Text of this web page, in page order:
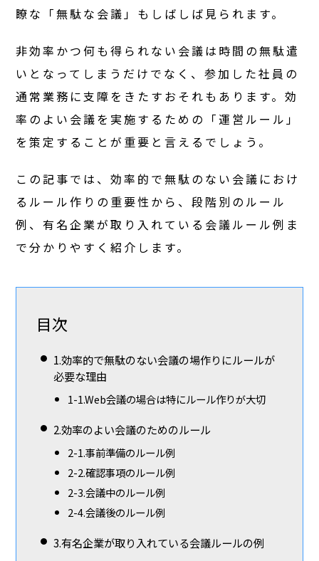
瞭な「無駄な会議」もしばしば見られます。
非効率かつ何も得られない会議は時間の無駄遣
いとなってしまうだけでなく、参加した社員の
通常業務に支障をきたすおそれもあります。効
率のよい会議を実施するための「運営ルール」
を策定することが重要と言えるでしょう。
この記事では、効率的で無駄のない会議におけ
るルール作りの重要性から、段階別のルール
例、有名企業が取り入れている会議ルール例ま
で分かりやすく紹介します。
目次
1.効率的で無駄のない会議の場作りにルールが
必要な理由
1-1.Web会議の場合は特にルール作りが大切
2.効率のよい会議のためのルール
2-1.事前準備のルール例
2-2.確認事項のルール例
2-3.会議中のルール例
2-4.会議後のルール例
3.有名企業が取り入れている会議ルールの例